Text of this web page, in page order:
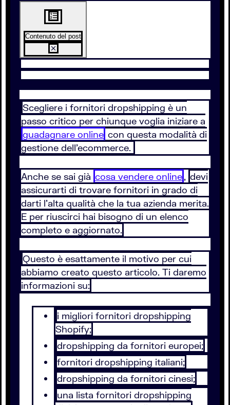
Contenuto del post
Scegliere i fornitori dropshipping è un
passo critico per chiunque voglia iniziare a
guadagnare online con questa modalità di
gestione dell'ecommerce.
Anche se sai già cosa vendere online, devi
assicurarti di trovare fornitori in grado di
darti l’alta qualità che la tua azienda merita.
E per riuscirci hai bisogno di un elenco
completo e aggiornato.
Questo è esattamente il motivo per cui
abbiamo creato questo articolo. Ti daremo
informazioni su:
i migliori fornitori dropshipping
Shopify;
dropshipping da fornitori europei;
fornitori dropshipping italiani;
dropshipping da fornitori cinesi;
una lista fornitori dropshipping